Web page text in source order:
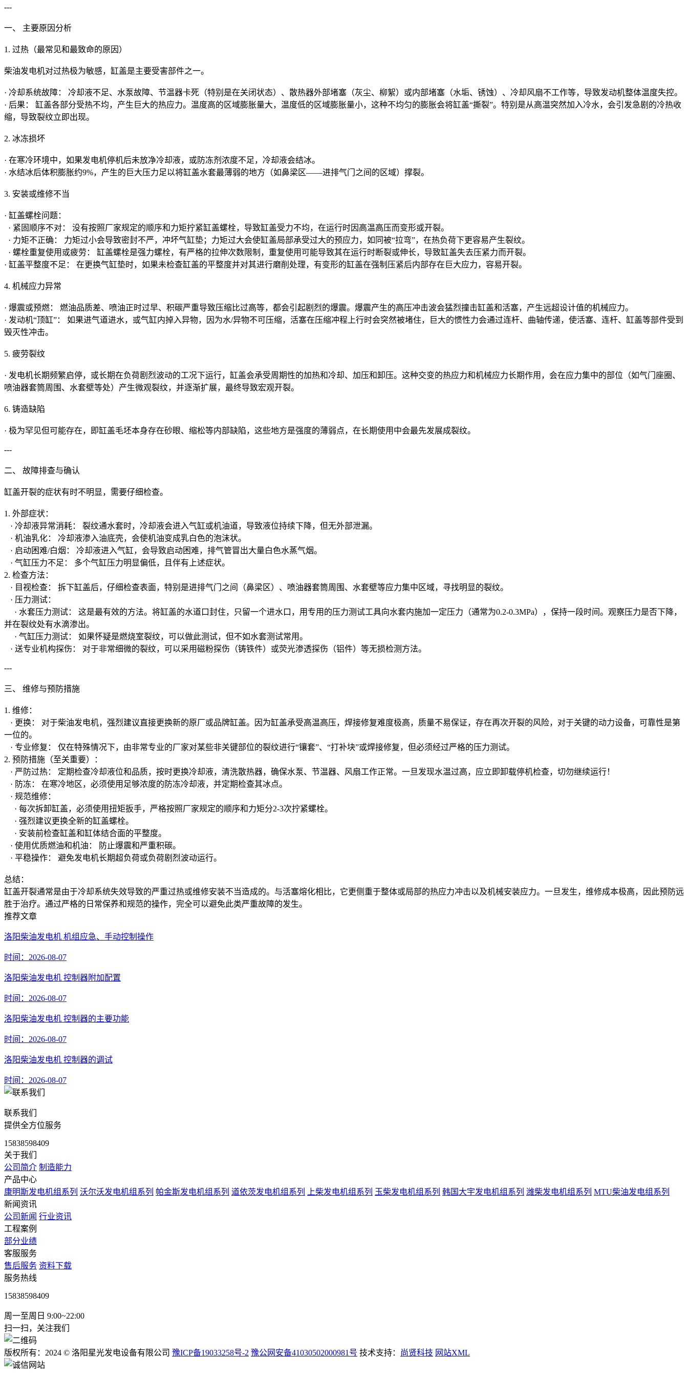
---
一、 主要原因分析
1. 过热（最常见和最致命的原因）
柴油发电机对过热极为敏感，缸盖是主要受害部件之一。
· 冷却系统故障： 冷却液不足、水泵故障、节温器卡死（特别是在关闭状态）、散热器外部堵塞（灰尘、柳絮）或内部堵塞（水垢、锈蚀）、冷却风扇不工作等，导致发动机整体温度失控。
· 后果： 缸盖各部分受热不均，产生巨大的热应力。温度高的区域膨胀量大，温度低的区域膨胀量小，这种不均匀的膨胀会将缸盖“撕裂”。特别是从高温突然加入冷水，会引发急剧的冷热收
缩，导致裂纹立即出现。
2. 冰冻损坏
· 在寒冷环境中，如果发电机停机后未放净冷却液，或防冻剂浓度不足，冷却液会结冰。
· 水结冰后体积膨胀约9%，产生的巨大压力足以将缸盖水套最薄弱的地方（如鼻梁区——进排气门之间的区域）撑裂。
3. 安装或维修不当
· 缸盖螺栓问题：
· 紧固顺序不对： 没有按照厂家规定的顺序和力矩拧紧缸盖螺栓，导致缸盖受力不均，在运行时因高温高压而变形或开裂。
· 力矩不正确： 力矩过小会导致密封不严，冲坏气缸垫；力矩过大会使缸盖局部承受过大的预应力，如同被“拉弯”，在热负荷下更容易产生裂纹。
· 螺栓重复使用或疲劳： 缸盖螺栓是强力螺栓，有严格的拉伸次数限制，重复使用可能导致其在运行时断裂或伸长，导致缸盖失去压紧力而开裂。
· 缸盖平整度不足： 在更换气缸垫时，如果未检查缸盖的平整度并对其进行磨削处理，有变形的缸盖在强制压紧后内部存在巨大应力，容易开裂。
4. 机械应力异常
· 爆震或预燃： 燃油品质差、喷油正时过早、积碳严重导致压缩比过高等，都会引起剧烈的爆震。爆震产生的高压冲击波会猛烈撞击缸盖和活塞，产生远超设计值的机械应力。
· 发动机“顶缸”： 如果进气道进水，或气缸内掉入异物，因为水/异物不可压缩，活塞在压缩冲程上行时会突然被堵住，巨大的惯性力会通过连杆、曲轴传递，使活塞、连杆、缸盖等部件受到
毁灭性冲击。
5. 疲劳裂纹
· 发电机长期频繁启停，或长期在负荷剧烈波动的工况下运行，缸盖会承受周期性的加热和冷却、加压和卸压。这种交变的热应力和机械应力长期作用，会在应力集中的部位（如气门座圈、
喷油器套筒周围、水套壁等处）产生微观裂纹，并逐渐扩展，最终导致宏观开裂。
6. 铸造缺陷
· 极为罕见但可能存在，即缸盖毛坯本身存在砂眼、缩松等内部缺陷，这些地方是强度的薄弱点，在长期使用中会最先发展成裂纹。
---
二、 故障排查与确认
缸盖开裂的症状有时不明显，需要仔细检查。
1. 外部症状：
· 冷却液异常消耗： 裂纹通水套时，冷却液会进入气缸或机油道，导致液位持续下降，但无外部泄漏。
· 机油乳化： 冷却液渗入油底壳，会使机油变成乳白色的泡沫状。
· 启动困难/白烟： 冷却液进入气缸，会导致启动困难，排气管冒出大量白色水蒸气烟。
· 气缸压力不足： 多个气缸压力明显偏低，且伴有上述症状。
2. 检查方法：
· 目视检查： 拆下缸盖后，仔细检查表面，特别是进排气门之间（鼻梁区）、喷油器套筒周围、水套壁等应力集中区域，寻找明显的裂纹。
· 压力测试：
· 水套压力测试： 这是最有效的方法。将缸盖的水道口封住，只留一个进水口，用专用的压力测试工具向水套内施加一定压力（通常为0.2-0.3MPa），保持一段时间。观察压力是否下降，
并在裂纹处有水滴渗出。
· 气缸压力测试： 如果怀疑是燃烧室裂纹，可以做此测试，但不如水套测试常用。
· 送专业机构探伤： 对于非常细微的裂纹，可以采用磁粉探伤（铸铁件）或荧光渗透探伤（铝件）等无损检测方法。
---
三、 维修与预防措施
1. 维修：
· 更换： 对于柴油发电机，强烈建议直接更换新的原厂或品牌缸盖。因为缸盖承受高温高压，焊接修复难度极高，质量不易保证，存在再次开裂的风险，对于关键的动力设备，可靠性是第
一位的。
· 专业修复： 仅在特殊情况下，由非常专业的厂家对某些非关键部位的裂纹进行“镶套”、“打补块”或焊接修复，但必须经过严格的压力测试。
2. 预防措施（至关重要）：
· 严防过热： 定期检查冷却液位和品质，按时更换冷却液，清洗散热器，确保水泵、节温器、风扇工作正常。一旦发现水温过高，应立即卸载停机检查，切勿继续运行！
· 防冻： 在寒冷地区，必须使用足够浓度的防冻冷却液，并定期检查其冰点。
· 规范维修：
· 每次拆卸缸盖，必须使用扭矩扳手，严格按照厂家规定的顺序和力矩分2-3次拧紧螺栓。
· 强烈建议更换全新的缸盖螺栓。
· 安装前检查缸盖和缸体结合面的平整度。
· 使用优质燃油和机油： 防止爆震和严重积碳。
· 平稳操作： 避免发电机长期超负荷或负荷剧烈波动运行。
总结：
缸盖开裂通常是由于冷却系统失效导致的严重过热或维修安装不当造成的。与活塞熔化相比，它更侧重于整体或局部的热应力冲击以及机械安装应力。一旦发生，维修成本极高，因此预防远
胜于治疗。通过严格的日常保养和规范的操作，完全可以避免此类严重故障的发生。
推荐文章
洛阳柴油发电机 机组应急、手动控制操作
时间：2026-08-07
洛阳柴油发电机 控制器附加配置
时间：2026-08-07
洛阳柴油发电机 控制器的主要功能
时间：2026-08-07
洛阳柴油发电机 控制器的调试
时间：2026-08-07
联系我们
提供全方位服务
15838598409
关于我们
公司简介 制造能力
产品中心
康明斯发电机组系列 沃尔沃发电机组系列 帕金斯发电机组系列 道依茨发电机组系列 上柴发电机组系列 玉柴发电机组系列 韩国大宇发电机组系列 潍柴发电机组系列 MTU柴油发电组系列
新闻资讯
公司新闻 行业资讯
工程案例
部分业绩
客服服务
售后服务 资料下载
服务热线
15838598409
周一至周日 9:00~22:00
扫一扫，关注我们
版权所有：2024 © 洛阳星光发电设备有限公司 豫ICP备19033258号-2 豫公网安备41030502000981号 技术支持： 尚贤科技 网站XML